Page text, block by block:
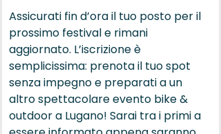
Assicurati fin d’ora il tuo posto per il
prossimo festival e rimani
aggiornato. L’iscrizione è
semplicissima: prenota il tuo spot
senza impegno e preparati a un
altro spettacolare evento bike &
outdoor a Lugano! Sarai tra i primi a